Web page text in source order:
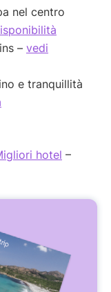
nel centro
– vedi
e tranquillità
hotel –